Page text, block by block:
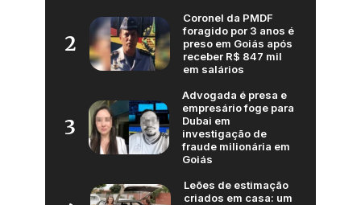
2
Coronel da PMDF
foragido por 3 anos é
preso em Goiás após
receber R$ 847 mil
em salários
3
Advogada é presa e
empresário foge para
Dubai em
investigação de
fraude milionária em
Goiás
Leões de estimação
criados em casa: um